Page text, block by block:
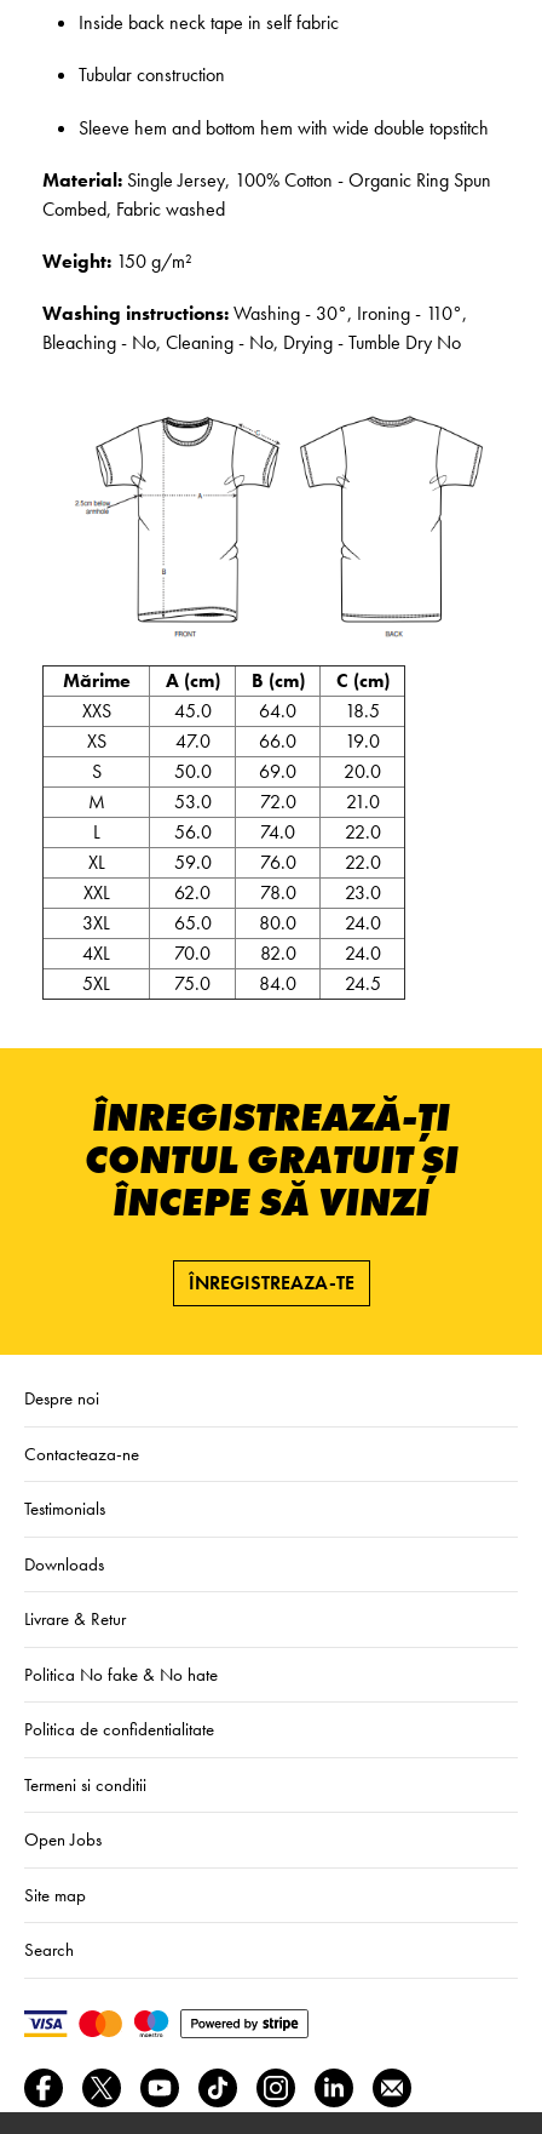
Inside back neck tape in self fabric
Tubular construction
Sleeve hem and bottom hem with wide double topstitch
Material: Single Jersey, 100% Cotton - Organic Ring Spun
Combed, Fabric washed
Weight: 150 g/m²
Washing instructions:Washing - 30°, Ironing - 110°,
Bleaching - No, Cleaning - No, Drying - Tumble Dry No
Mărime A (cm) B (cm)
C (cm)
XXS
45.0 64.0
18.5
XS
47.0 66.0
19.0
S
50.0 69.0
20.0
M
53.0 72.0
21.0
L
56.0 74.0
22.0
XL
59.0 76.0
22.0
XXL
62.0 78.0
23.0
3XL
65.0 80.0
24.0
4XL
70.0 82.0
24.0
5XL
75.0 84.0 24.5
ÎNREGISTREAZĂ-ȚI
CONTUL GRATUIT ȘI
ÎNCEPE SĂ VINZI
ÎNREGISTREAZA-TE
Despre noi
Contacteaza-ne
Testimonials
Downloads
Livrare & Retur
Politica No fake & No hate
Politica de confidentialitate
Termeni si conditii
Open Jobs
Site map
Search